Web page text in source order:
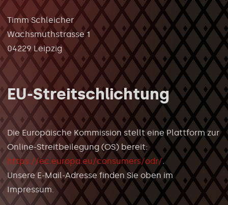
Timm Schleicher
Wachsmuthstrasse 1
04229 Leipzig
EU-Streitschlichtung
Die Europäische Kommission stellt eine Plattform zur
Online-Streitbeilegung (OS) bereit:
https://ec.europa.eu/consumers/odr/.
Unsere E-Mail-Adresse finden Sie oben im
Impressum.